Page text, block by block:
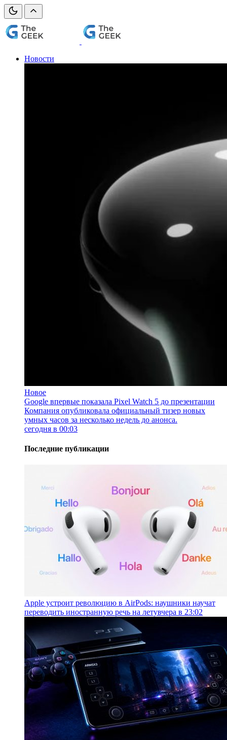
Новости
Новое
Google впервые показала Pixel Watch 5 до презентации
Компания опубликовала официальный тизер новых
умных часов за несколько недель до анонса.
сегодня в 00:03
Последние публикации
Apple устроит революцию в AirPods: наушники научат
переводить иностранную речь на летувчера в 23:02